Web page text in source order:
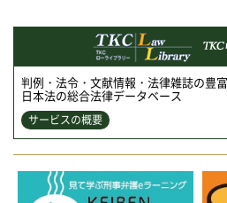
判例・法令・文献情報・法律雑誌の豊
日本法の総合法律データベース
サービスの概要